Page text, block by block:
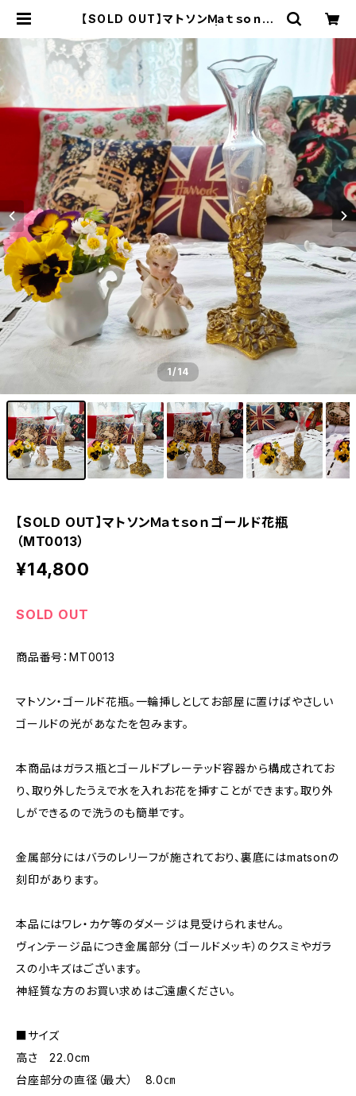
【SOLD OUT】マトソンＭａｔｓｏｎゴ
Miko-Nonno：スージークーパー・
サルグミンヌなど、アンティーク・ライ
フを提案！
1/14
【SOLD OUT】マトソンＭａｔｓｏｎゴールド花瓶
（MT0013）
¥14,800
SOLD OUT
商品番号：MT0013
マトソン・ゴールド花瓶。一輪挿しとしてお部屋に置けばやさしい
ゴールドの光があなたを包みます。
本商品はガラス瓶とゴールドプレーテッド容器から構成されてお
り、取り外したうえで水を入れお花を挿すことができます。取り外
しができるので洗うのも簡単です。
金属部分にはバラのレリーフが施されており、裏底にはmatsonの
刻印があります。
本品にはワレ・カケ等のダメージは見受けられません。
ヴィンテージ品につき金属部分（ゴールドメッキ）のクスミやガラ
スの小キズはございます。
神経質な方のお買い求めはご遠慮ください。
■サイズ
高さ 22.0cm
台座部分の直径（最大） 8.0㎝